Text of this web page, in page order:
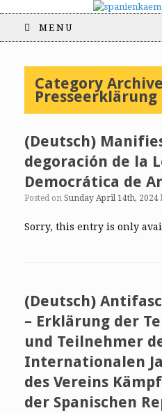
MENU
Category
Presseerklärung
(Deutsch)
degoración de la
Democrática de
Posted on Sunday April 14th, 2024
Sorry, this entry is only
(Deutsch)
– Erklärung der
und Teilnehmer
Internationalen
des Vereins
der Spanischen